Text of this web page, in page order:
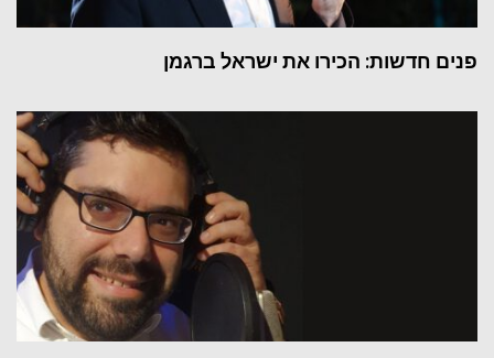
פנים חדשות: הכירו את ישראל ברגמן